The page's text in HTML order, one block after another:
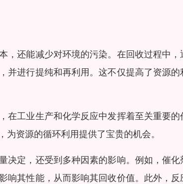
，还能减少对环境的污染。在回收过程中
并进行提纯和再利用。这不仅提高了资源
在工业生产和化学反应中发挥着至关重要
资源的循环利用提供了宝贵的机会。
决定，还受到多种因素的影响。例如，催
响其性能，从而影响其回收价值。此外，